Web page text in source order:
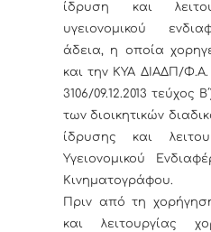
ίδρυση και
υγειονομικού
άδεια, η οποία
και την ΚΥΑ ΔΙΑΔΠ/Φ.Α.
3106/09.12.2013 τεύχος
των διοικητικών
ίδρυσης και
Υγειονομικού
Κινηματογράφου.
Πριν από τη
και λειτουργίας